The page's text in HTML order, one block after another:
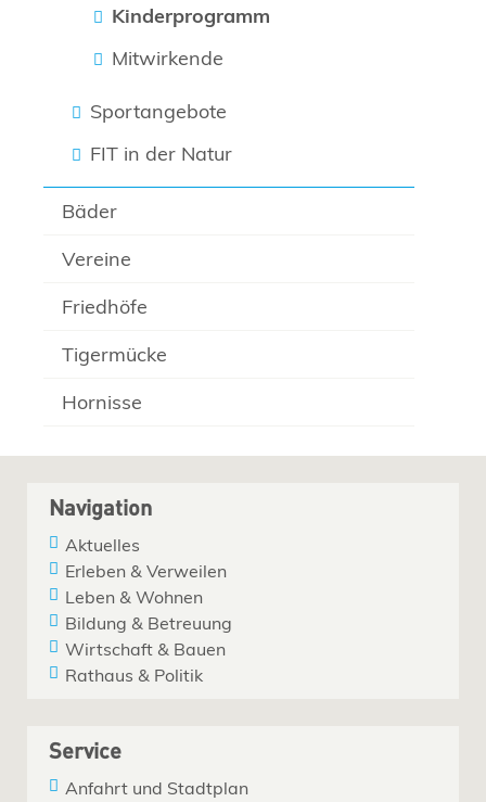
Kinderprogramm
Mitwirkende
Sportangebote
FIT in der Natur
Bäder
Vereine
Friedhöfe
Tigermücke
Hornisse
Navigation
Aktuelles
Erleben & Verweilen
Leben & Wohnen
Bildung & Betreuung
Wirtschaft & Bauen
Rathaus & Politik
Service
Anfahrt und Stadtplan